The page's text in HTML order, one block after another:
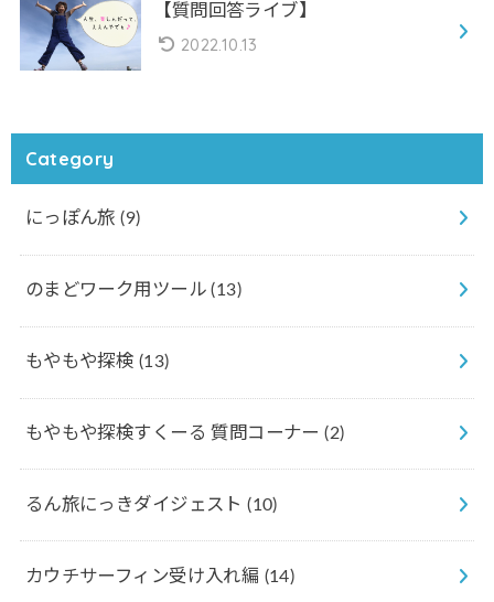
【質問回答ライブ】
2022.10.13
Category
にっぽん旅(9)
のまどワーク用ツール(13)
もやもや探検 (13)
もやもや探検すくーる 質問コーナー(2)
るん旅にっきダイジェスト(10)
カウチサーフィン受け入れ編 (14)